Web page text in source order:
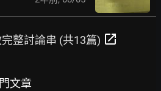
整討論串 (共13篇) open_in_new
文章